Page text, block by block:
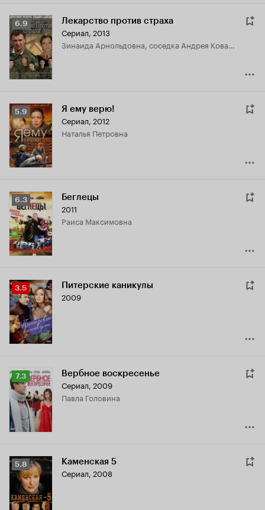
Рейтинг
Кинопоиска
6.9
6.9 Лекарство против страха
Сериал, 2013
Зинаида Арнольдовна, соседка Андрея Ковалева
Рейтинг
Кинопоиска
5.9
5.9 Я ему верю!
Сериал, 2012
Наталья Петровна
Рейтинг
Кинопоиска
6.3
6.3 Беглецы
2011
Раиса Максимовна
Рейтинг
Кинопоиска
3.5
3.5 Питерские каникулы
2009
Рейтинг
Кинопоиска
7.3
7.3 Вербное воскресенье
Сериал, 2009
Павла Головина
Рейтинг
Кинопоиска
5.8
5.8 Каменская 5
Сериал, 2008